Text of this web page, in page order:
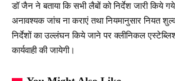
डॉ जैन ने बताया कि सभी लैबों को निर्देश जारी किये
अनावश्यक जांच ना कराएं तथा नियमानुसार नियत
निर्देशों का उल्लंघन किये जाने पर क्लीनिकल
कार्यवाही की जायेगी।